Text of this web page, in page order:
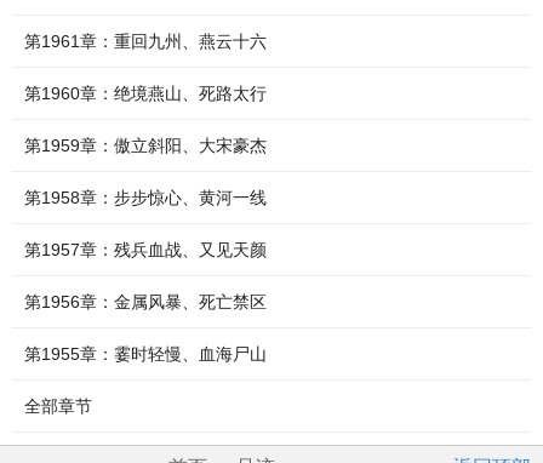
第1961章：重回九州、燕云十六
第1960章：绝境燕山、死路太行
第1959章：傲立斜阳、大宋豪杰
第1958章：步步惊心、黄河一线
第1957章：残兵血战、又见天颜
第1956章：金属风暴、死亡禁区
第1955章：霎时轻慢、血海尸山
全部章节